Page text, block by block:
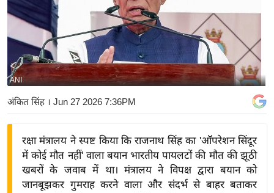
त
ष्ट्री
य
बि
ज़
ने
द्यो
ANI
अंकित सिंह। Jun 27 2026 7:36PM
रक्षा मंत्रालय ने स्पष्ट किया कि राजनाथ सिंह का 'ऑपरेशन सिंदूर
में कोई मौत नहीं' वाला बयान भारतीय पायलटों की मौत की झूठी
खबरों के जवाब में था। मंत्रालय ने विपक्ष द्वारा बयान को
जानबूझकर गुमराह करने वाला और संदर्भ से बाहर बताकर